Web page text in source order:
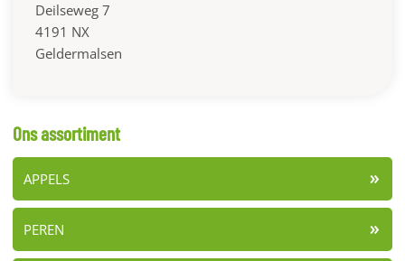
Deilseweg 7
4191 NX
Geldermalsen
Ons assortiment
APPELS
PEREN